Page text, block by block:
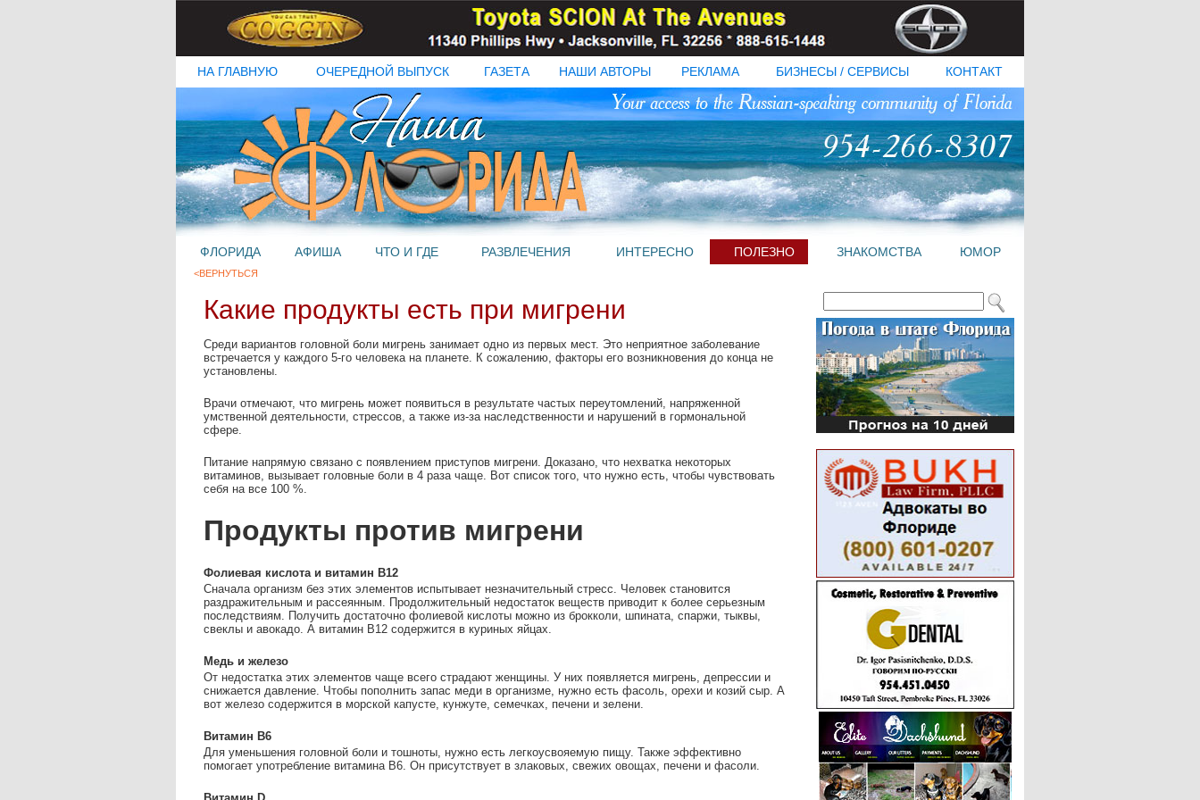
НА ГЛАВНУЮ ОЧЕРЕДНОЙ ВЫПУСК ГАЗЕТА НАШИ АВТОРЫ РЕКЛАМА БИЗНЕСЫ / СЕРВИСЫ КОНТАКТ
ФЛОРИДА АФИША ЧТО И ГДЕ РАЗВЛЕЧЕНИЯ ИНТЕРЕСНО ПОЛЕЗНО ЗНАКОМСТВА ЮМОР
<ВЕРНУТЬСЯ
Какие продукты есть при мигрени
Среди вариантов головной боли мигрень занимает одно из первых мест. Это неприятное заболевание
встречается у каждого 5-го человека на планете. К сожалению, факторы его возникновения до конца не
установлены.
Врачи отмечают, что мигрень может появиться в результате частых переутомлений, напряженной
умственной деятельности, стрессов, а также из-за наследственности и нарушений в гормональной
сфере.
Питание напрямую связано с появлением приступов мигрени. Доказано, что нехватка некоторых
витаминов, вызывает головные боли в 4 раза чаще. Вот список того, что нужно есть, чтобы чувствовать
себя на все 100 %.
Продукты против мигрени
Фолиевая кислота и витамин B12
Сначала организм без этих элементов испытывает незначительный стресс. Человек становится
раздражительным и рассеянным. Продолжительный недостаток веществ приводит к более серьезным
последствиям. Получить достаточно фолиевой кислоты можно из брокколи, шпината, спаржи, тыквы,
свеклы и авокадо. А витамин B12 содержится в куриных яйцах.
Медь и железо
От недостатка этих элементов чаще всего страдают женщины. У них появляется мигрень, депрессии и
снижается давление. Чтобы пополнить запас меди в организме, нужно есть фасоль, орехи и козий сыр. А
вот железо содержится в морской капусте, кунжуте, семечках, печени и зелени.
Витамин B6
Для уменьшения головной боли и тошноты, нужно есть легкоусвояемую пищу. Также эффективно
помогает употребление витамина B6. Он присутствует в злаковых, свежих овощах, печени и фасоли.